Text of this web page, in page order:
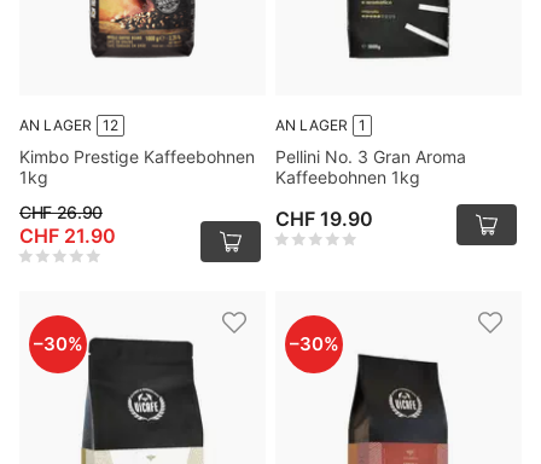
AN LAGER 12
Kimbo Prestige Kaffeebohnen
1kg
CHF 26.90
CHF 21.90
AN LAGER 1
Pellini No. 3 Gran Aroma
Kaffeebohnen 1kg
CHF 19.90
–30% –30%